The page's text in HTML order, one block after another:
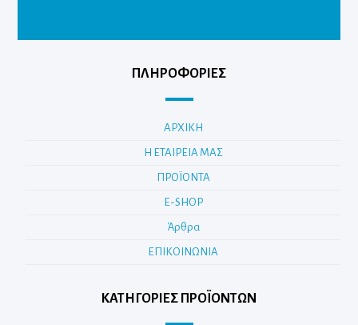
ΠΛΗΡΟΦΟΡΙΕΣ
ΑΡΧΙΚΗ
Η ΕΤΑΙΡΕΙΑ ΜΑΣ
ΠΡΟΪΟΝΤΑ
E-SHOP
Άρθρα
ΕΠΙΚΟΙΝΩΝΙΑ
ΚΑΤΗΓΟΡΊΕΣ ΠΡΟΪΌΝΤΩΝ